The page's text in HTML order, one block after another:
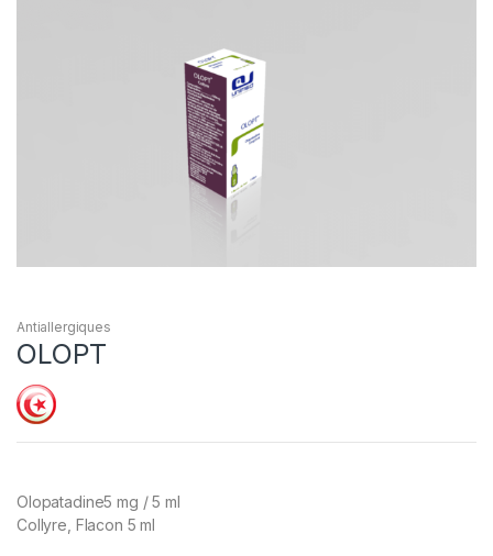
Antiallergiques
OLOPT
Olopatadine5 mg / 5 ml
Collyre, Flacon 5 ml